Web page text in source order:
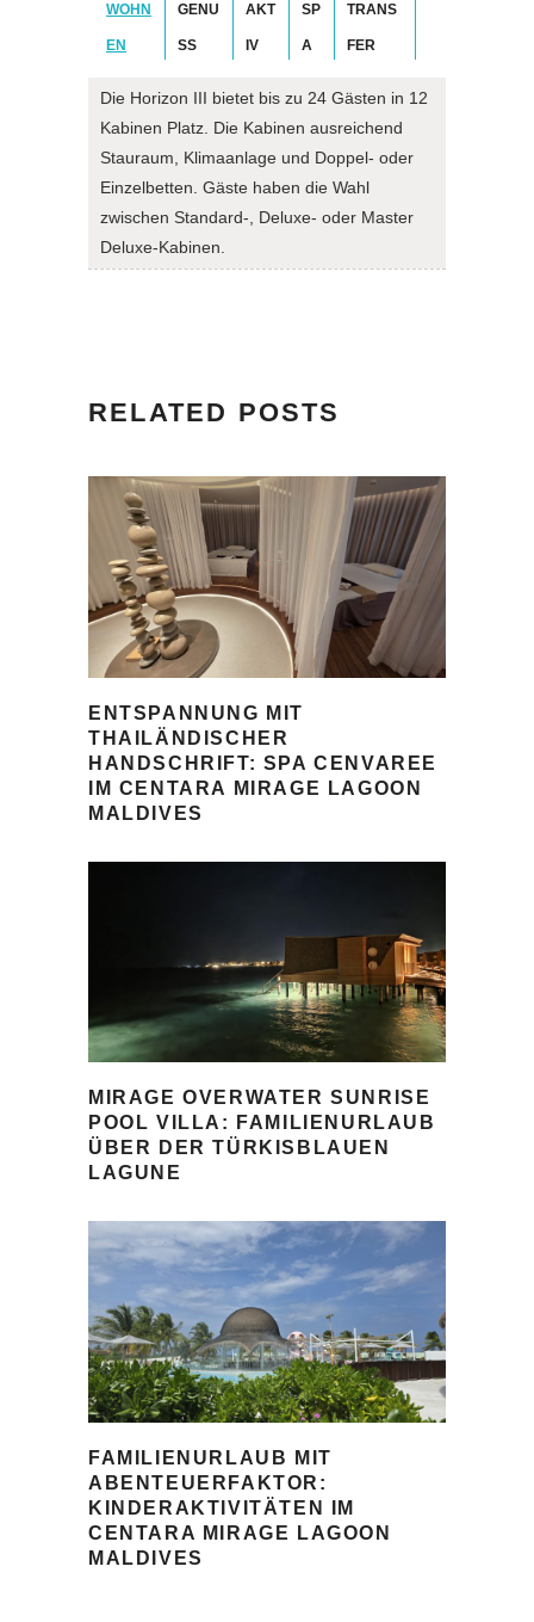
WOHN
EN
GENU
SS
AKT
IV
SP
A
TRANS
FER
Die Horizon III bietet bis zu 24 Gästen in 12
Kabinen Platz. Die Kabinen ausreichend
Stauraum, Klimaanlage und Doppel- oder
Einzelbetten. Gäste haben die Wahl
zwischen Standard-, Deluxe- oder Master
Deluxe-Kabinen.
RELATED POSTS
ENTSPANNUNG MIT
THAILÄNDISCHER
HANDSCHRIFT: SPA CENVAREE
IM CENTARA MIRAGE LAGOON
MALDIVES
MIRAGE OVERWATER SUNRISE
POOL VILLA: FAMILIENURLAUB
ÜBER DER TÜRKISBLAUEN
LAGUNE
FAMILIENURLAUB MIT
ABENTEUERFAKTOR:
KINDERAKTIVITÄTEN IM
CENTARA MIRAGE LAGOON
MALDIVES